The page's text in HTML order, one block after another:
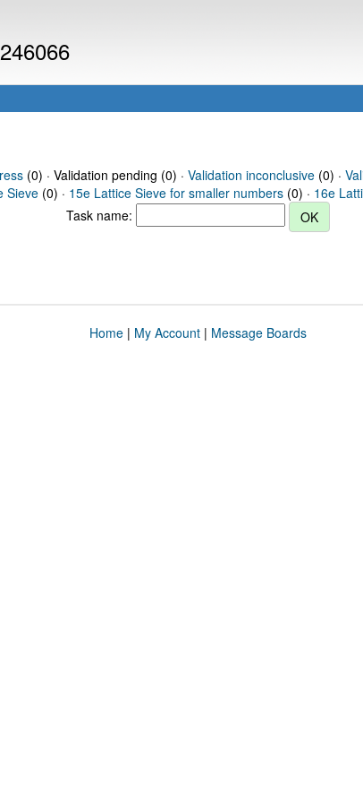
(0) · Validation pending (0) · Validation inconclusive(0) ·
Sieve (0) · 15e Lattice Sieve for smaller numbers (0) · 16e
Task name:
Home| My Account| Message Boards